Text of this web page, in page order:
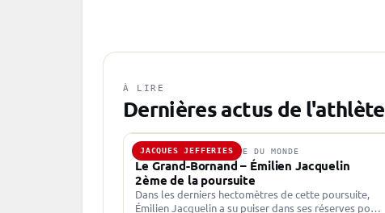
À LIRE
Dernières actus de l'athlète
JACQUES JEFFERIES
20 DÉC. 2025 · COUPE DU MONDE
Le Grand-Bornand – Émilien Jacquelin
2ème de la poursuite
Dans les derniers hectomètres de cette poursuite,
Émilien Jacquelin a su puiser dans ses réserves pour